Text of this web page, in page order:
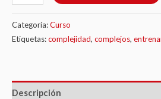
Categoría:Curso
Etiquetas:complejidad, complejos,
Descripción